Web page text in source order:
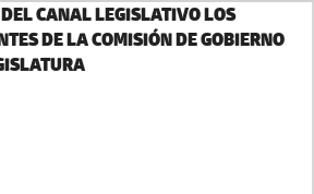
CANAL LEGISLATIVO LOS
DE LA COMISIÓN DE GOBIERNO